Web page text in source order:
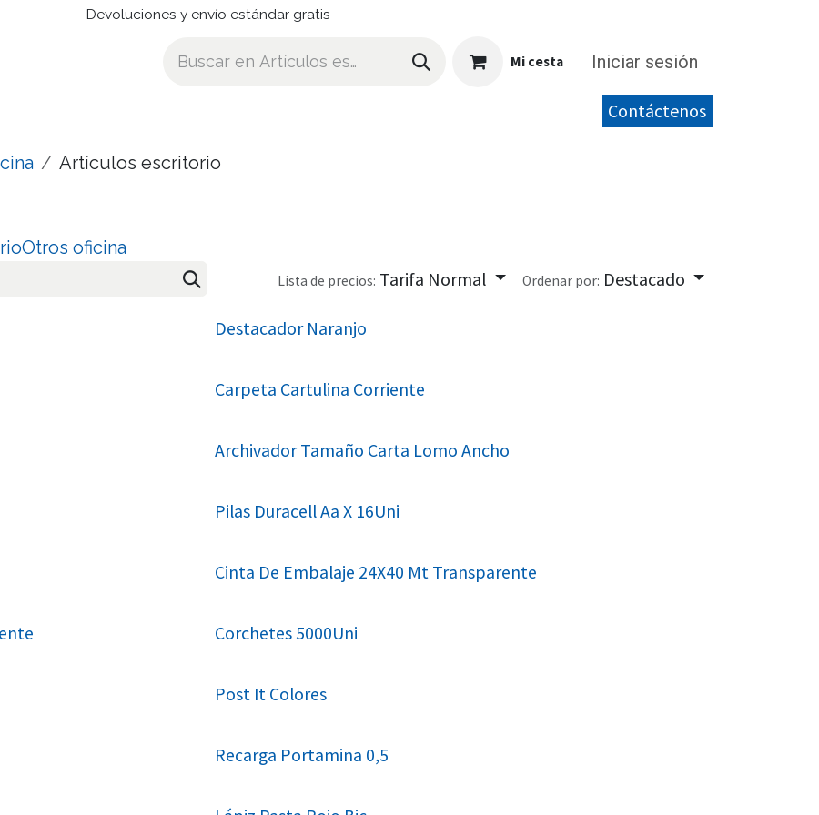
Devoluciones y envío estándar gratis
Mi cesta Iniciar sesión
Contáctenos
Artículos escritorio
Otros oficina
Lista de precios: Tarifa Normal Ordenar por: Destacado
Destacador Naranjo
Carpeta Cartulina Corriente
Archivador Tamaño Carta Lomo Ancho
Pilas Duracell Aa X 16Uni
Cinta De Embalaje 24X40 Mt Transparente
Corchetes 5000Uni
Post It Colores
Recarga Portamina 0,5